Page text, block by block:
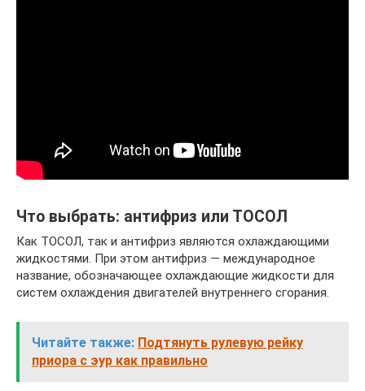
Что выбрать: антифриз или ТОСОЛ
Как ТОСОЛ, так и антифриз являются охлаждающими
жидкостями. При этом антифриз — международное
название, обозначающее охлаждающие жидкости для
систем охлаждения двигателей внутреннего сгорания.
Читайте также: Подтянуть рулевую рейку
приора с эур как правильно